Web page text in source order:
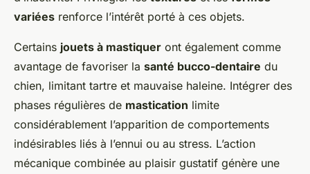
variées renforce l’intérêt porté à ces objets.
Certains jouets à mastiquer ont également comme
avantage de favoriser la santé bucco-dentaire du
chien, limitant tartre et mauvaise haleine. Intégrer des
phases régulières de mastication limite
considérablement l’apparition de comportements
indésirables liés à l’ennui ou au stress. L’action
mécanique combinée au plaisir gustatif génère une